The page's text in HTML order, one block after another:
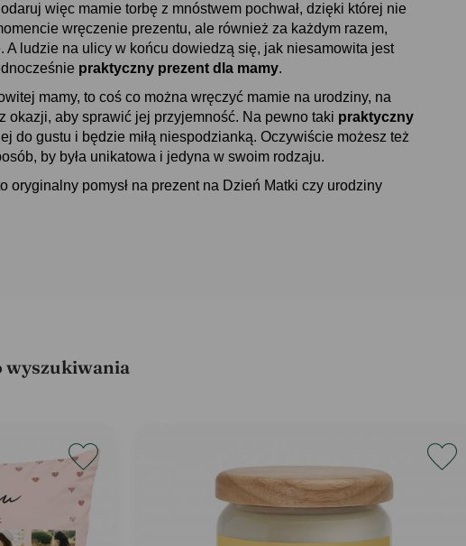
więc mamie torbę z mnóstwem pochwał, dzięki której nie
wręczenie prezentu, ale również za każdym razem,
A ludzie na ulicy w końcu dowiedzą się, jak niesamowita jest
praktyczny prezent dla mamy.
mamy, to coś co można wręczyć mamie na urodziny, na
okazji, aby sprawić jej przyjemność. Na pewno taki praktyczny
do gustu i będzie miłą niespodzianką. Oczywiście możesz też
by była unikatowa i jedyna w swoim rodzaju.
oryginalny pomysł na prezent na Dzień Matki czy urodziny
wyszukiwania